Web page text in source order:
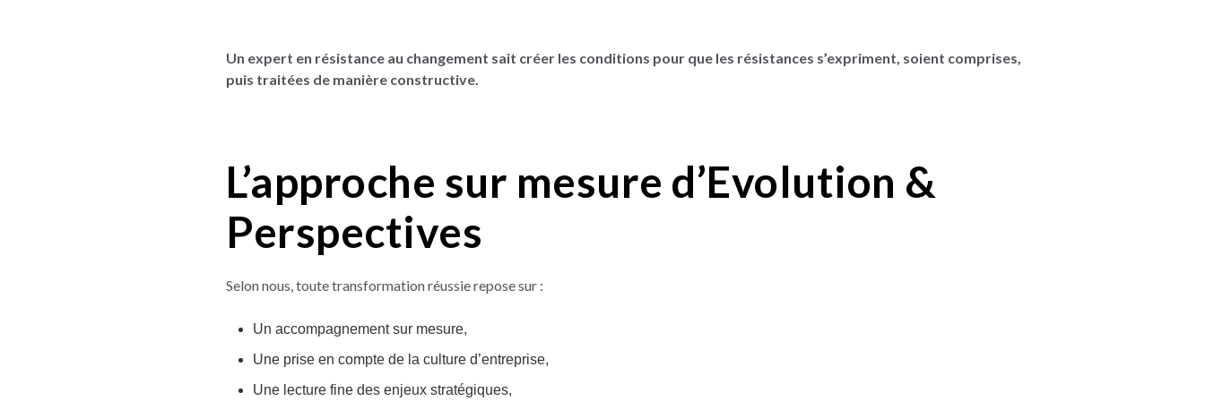
Un expert en résistance au changement sait créer les conditions pour que les résistances s’expriment, soient comprises,
puis traitées de manière constructive.
L’approche sur mesure d’Evolution &
Perspectives
Selon nous, toute transformation réussie repose sur :
Un accompagnement sur mesure,
Une prise en compte de la culture d’entreprise,
Une lecture fine des enjeux stratégiques,